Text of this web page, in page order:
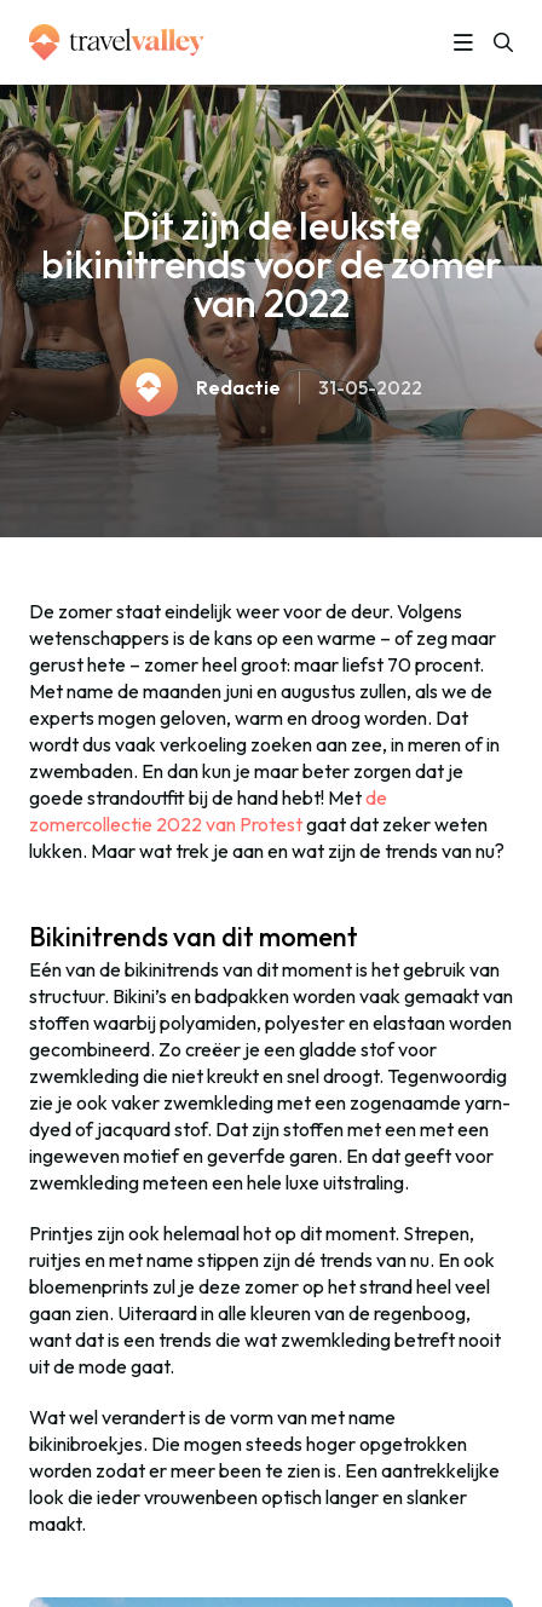
Home » Dit zijn de leukste bikinitrends voor de zomer van 2022
Dit zijn de leukste
bikinitrends voor de zomer
van 2022
Redactie 31-05-2022
De zomer staat eindelijk weer voor de deur. Volgens
wetenschappers is de kans op een warme – of zeg maar
gerust hete – zomer heel groot: maar liefst 70 procent.
Met name de maanden juni en augustus zullen, als we de
experts mogen geloven, warm en droog worden. Dat
wordt dus vaak verkoeling zoeken aan zee, in meren of in
zwembaden. En dan kun je maar beter zorgen dat je
goede strandoutfit bij de hand hebt! Metde
zomercollectie 2022 van Protestgaat dat zeker weten
lukken. Maar wat trek je aan en wat zijn de trends van nu?
Bikinitrends van dit moment
Eén van de bikinitrends van dit moment is het gebruik van
structuur. Bikini’s en badpakken worden vaak gemaakt van
stoffen waarbij polyamiden, polyester en elastaan worden
gecombineerd. Zo creëer je een gladde stof voor
zwemkleding die niet kreukt en snel droogt. Tegenwoordig
zie je ook vaker zwemkleding met een zogenaamde yarn-
dyed of jacquard stof. Dat zijn stoffen met een met een
ingeweven motief en geverfde garen. En dat geeft voor
zwemkleding meteen een hele luxe uitstraling.
Printjes zijn ook helemaal hot op dit moment. Strepen,
ruitjes en met name stippen zijn dé trends van nu. En ook
bloemenprints zul je deze zomer op het strand heel veel
gaan zien. Uiteraard in alle kleuren van de regenboog,
want dat is een trends die wat zwemkleding betreft nooit
uit de mode gaat.
Wat wel verandert is de vorm van met name
bikinibroekjes. Die mogen steeds hoger opgetrokken
worden zodat er meer been te zien is. Een aantrekkelijke
look die ieder vrouwenbeen optisch langer en slanker
maakt.